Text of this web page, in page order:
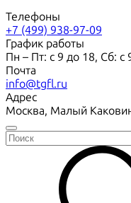
Телефоны
+7 (499) 938-97-09
График работы
Пн – Пт: с 9 до 18, Сб: с
Почта
info@tgfl.ru
Адрес
Москва, Малый